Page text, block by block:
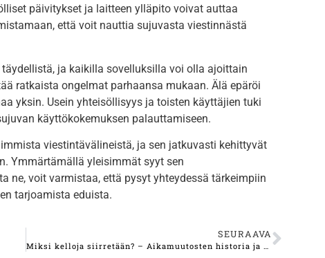
päivitykset ja laitteen ylläpito voivat auttaa
että voit nauttia sujuvasta viestinnästä
ja kaikilla sovelluksilla voi olla ajoittain
ratkaista ongelmat parhaansa mukaan. Älä epäröi
yksin. Usein yhteisöllisyys ja toisten käyttäjien tuki
käyttökokemuksen palauttamiseen.
viestintävälineistä, ja sen jatkuvasti kehittyvät
Ymmärtämällä yleisimmät syyt sen
ne, voit varmistaa, että pysyt yhteydessä tärkeimpiin
tarjoamista eduista.
SEURAAVA
Miksi kelloja siirretään? – Aikamuutosten historia ja merkitys